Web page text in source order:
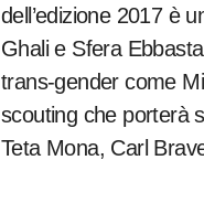
dell’edizione 2017 è
Ghali e Sfera
trans-gender come
scouting che porterà
Teta Mona, Carl